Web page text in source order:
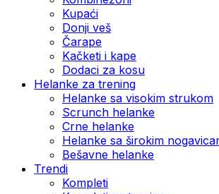
Kupaći
Donji veš
Čarape
Kačketi i kape
Dodaci za kosu
Helanke za trening
Helanke sa visokim strukom
Scrunch helanke
Crne helanke
Helanke sa širokim
Bešavne helanke
Trendi
Kompleti